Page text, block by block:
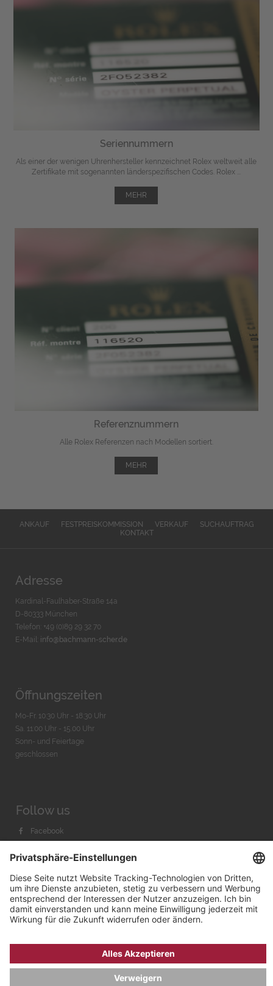
Seriennummern
Als einer der wenigen Uhrenhersteller kennzeichnet Rolex weltweit alle
Zertifikate mit sogenannten länderspezifischen Codes. Rolex ...
MEHR
Referenznummern
Alle Rolex Referenzen nach Modellen sortiert.
MEHR
ANKAUF FESTPREISKOMMISSION VERKAUF
SUCHAUFTRAG
KONTAKT
Adresse
Kardinal-Faulhaber-Straße 14a
D-80333 München
Telefon: +49 (0)89 29 32 70
E-Mail: info@bachmann-scher.de
Öffnungszeiten
Mo-Fr. 10:30 Uhr - 18:30 Uhr
Sa. 11:00 Uhr - 15.00 Uhr
Sonn- und Feiertage
geschlossen
Follow us
Facebook
Youtube
IMPRESSUM